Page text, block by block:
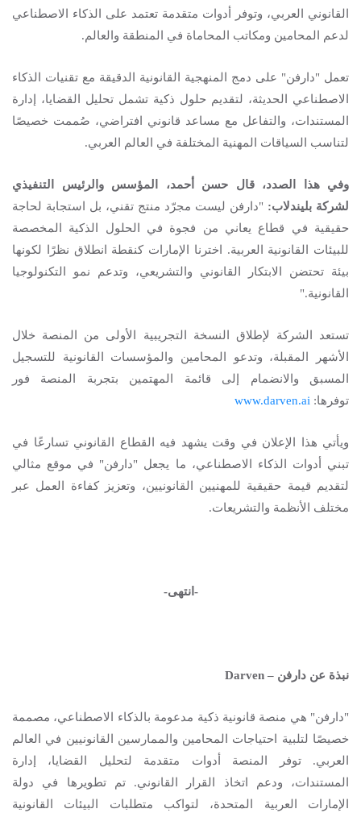
القانوني العربي، وتوفر أدوات متقدمة تعتمد على الذكاء الاصطناعي
لدعم المحامين ومكاتب المحاماة في المنطقة والعالم.
تعمل "دارفن" على دمج المنهجية القانونية الدقيقة مع تقنيات الذكاء
الاصطناعي الحديثة، لتقديم حلول ذكية تشمل تحليل القضايا، إدارة
المستندات، والتفاعل مع مساعد قانوني افتراضي، صُممت خصيصًا
لتناسب السياقات المهنية المختلفة في العالم العربي.
وفي هذا الصدد، قال حسن أحمد، المؤسس والرئيس التنفيذي
لشركة بليندلاب: "دارفن ليست مجرّد منتج تقني، بل استجابة لحاجة
حقيقية في قطاع يعاني من فجوة في الحلول الذكية المخصصة
للبيئات القانونية العربية. اخترنا الإمارات كنقطة انطلاق نظرًا لكونها
بيئة تحتضن الابتكار القانوني والتشريعي، وتدعم نمو التكنولوجيا
القانونية."
تستعد الشركة لإطلاق النسخة التجريبية الأولى من المنصة خلال
الأشهر المقبلة، وتدعو المحامين والمؤسسات القانونية للتسجيل
المسبق والانضمام إلى قائمة المهتمين بتجربة المنصة فور
توفرها: www.darven.ai
ويأتي هذا الإعلان في وقت يشهد فيه القطاع القانوني تسارعًا في
تبني أدوات الذكاء الاصطناعي، ما يجعل "دارفن" في موقع مثالي
لتقديم قيمة حقيقية للمهنيين القانونيين، وتعزيز كفاءة العمل عبر
مختلف الأنظمة والتشريعات.
-انتهى-
نبذة عن دارفن – Darven
"دارفن" هي منصة قانونية ذكية مدعومة بالذكاء الاصطناعي، مصممة
خصيصًا لتلبية احتياجات المحامين والممارسين القانونيين في العالم
العربي. توفر المنصة أدوات متقدمة لتحليل القضايا، إدارة
المستندات، ودعم اتخاذ القرار القانوني. تم تطويرها في دولة
الإمارات العربية المتحدة، لتواكب متطلبات البيئات القانونية